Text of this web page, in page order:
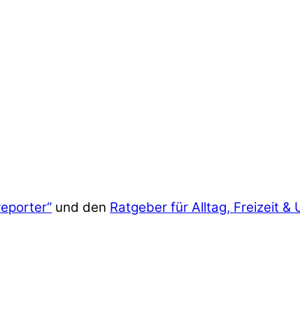
und den Ratgeber für Alltag, Freizeit &